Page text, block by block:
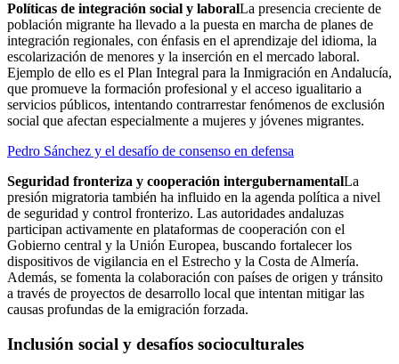
Políticas de integración social y laboralLa presencia creciente de
población migrante ha llevado a la puesta en marcha de planes de
integración regionales, con énfasis en el aprendizaje del idioma, la
escolarización de menores y la inserción en el mercado laboral.
Ejemplo de ello es el Plan Integral para la Inmigración en Andalucía,
que promueve la formación profesional y el acceso igualitario a
servicios públicos, intentando contrarrestar fenómenos de exclusión
social que afectan especialmente a mujeres y jóvenes migrantes.
Pedro Sánchez y el desafío de consenso en defensa
Seguridad fronteriza y cooperación intergubernamentalLa
presión migratoria también ha influido en la agenda política a nivel
de seguridad y control fronterizo. Las autoridades andaluzas
participan activamente en plataformas de cooperación con el
Gobierno central y la Unión Europea, buscando fortalecer los
dispositivos de vigilancia en el Estrecho y la Costa de Almería.
Además, se fomenta la colaboración con países de origen y tránsito
a través de proyectos de desarrollo local que intentan mitigar las
causas profundas de la emigración forzada.
Inclusión social y desafíos socioculturales